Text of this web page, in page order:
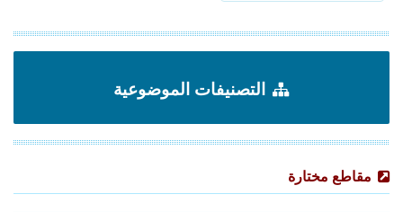
التصنيفات الموضوعية
مقاطع مختارة